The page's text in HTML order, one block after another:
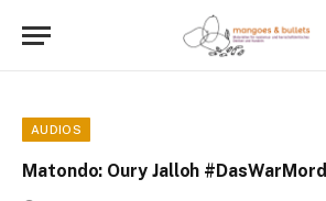
AUDIOS
Matondo: Oury Jalloh #DasWarMord